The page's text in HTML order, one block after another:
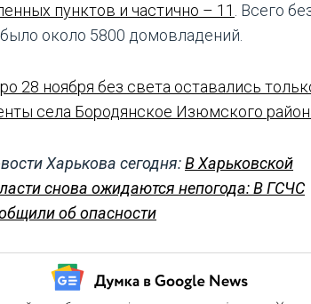
пунктов и частично – 11 . Всего
около 5800 домовладений.
28 ноября без света оставались
села Бородянское Изюмского
Харькова сегодня:В Харьковской
снова ожидаются непогода: В ГСЧС
об опасности